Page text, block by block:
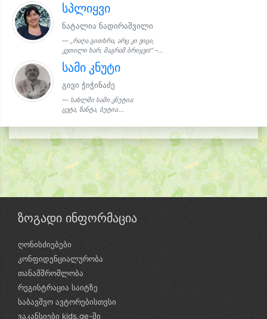
სპლიყვი
ნატალია ნადირაშვილი
„რაღა გითხრა, არც კი ვიცი,
კეთილი ხარ, მაგრამ ბრიყვი!“ –...
სამი კნუტი
გივი ჭიჭინაძე
სახლში სამი კნუტია:
ცეტა, ზანტა, ბუტია....
ზოგადი ინფორმაცია
ღონისძიებები
კონფიდენციალურობა
თანამშრომლობა
რეგისტრაცია საიტზე
საბავშვო ავტორებისთვსი
ვაკანსიები kids.ge-ში